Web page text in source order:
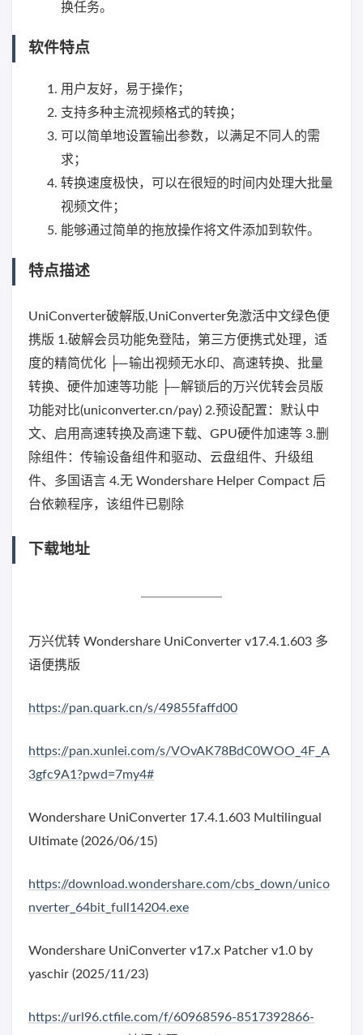
换任务。
软件特点
用户友好，易于操作；
支持多种主流视频格式的转换；
可以简单地设置输出参数，以满足不同人的需
求；
转换速度极快，可以在很短的时间内处理大批量
视频文件；
能够通过简单的拖放操作将文件添加到软件。
特点描述
UniConverter破解版,UniConverter免激活中文绿色便
携版 1.破解会员功能免登陆，第三方便携式处理，适
度的精简优化 ├—输出视频无水印、高速转换、批量
转换、硬件加速等功能 ├—解锁后的万兴优转会员版
功能对比(uniconverter.cn/pay) 2.预设配置：默认中
文、启用高速转换及高速下载、GPU硬件加速等 3.删
除组件：传输设备组件和驱动、云盘组件、升级组
件、多国语言 4.无 Wondershare Helper Compact 后
台依赖程序，该组件已剔除
下载地址
万兴优转 Wondershare UniConverter v17.4.1.603 多
语便携版
https://pan.quark.cn/s/49855faffd00
https://pan.xunlei.com/s/VOvAK78BdC0WOO_4F_A
3gfc9A1?pwd=7my4#
Wondershare UniConverter 17.4.1.603 Multilingual
Ultimate (2026/06/15)
https://download.wondershare.com/cbs_down/unico
nverter_64bit_full14204.exe
Wondershare UniConverter v17.x Patcher v1.0 by
yaschir (2025/11/23)
https://url96.ctfile.com/f/60968596-8517392866-